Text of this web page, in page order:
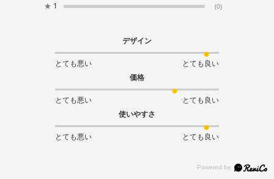
★ 1 (0)
デザイン
とても悪い
とても良い
価格
とても悪い
とても良い
使いやすさ
とても悪い とても良い